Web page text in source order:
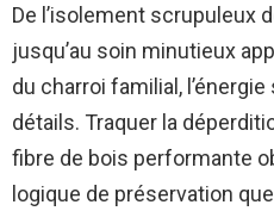
De l’isolement scrupuleux
jusqu’au soin minutieux
du charroi familial, l’énergie
détails. Traquer la
fibre de bois performante
logique de préservation